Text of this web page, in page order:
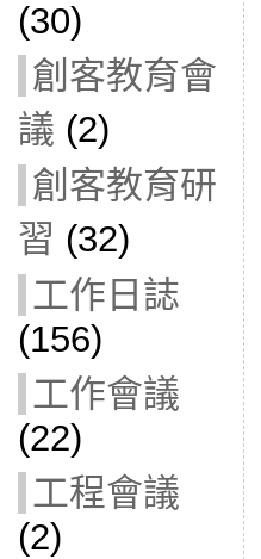
(30)
創客教育會
議 (2)
創客教育研
習 (32)
工作日誌
(156)
工作會議
(22)
工程會議
(2)